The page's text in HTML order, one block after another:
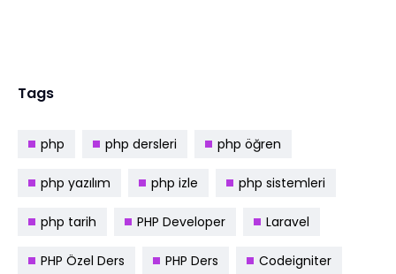
Tags
php php dersleri php öğren
php yazılım php izle php sistemleri
php tarih PHP Developer Laravel
PHP Özel Ders PHP Ders Codeigniter